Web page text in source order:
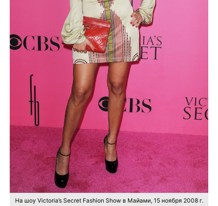
На шоу Victoria’s Secret Fashion Show в Майами, 15 ноября 2008 г.